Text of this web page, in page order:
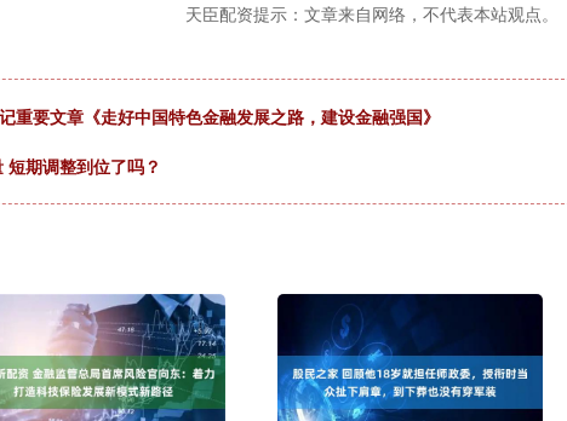
天臣配资提示：文章来自网络，不代表本站观点。
重要文章《走好中国特色金融发展之路，建设金融强国》
期调整到位了吗？